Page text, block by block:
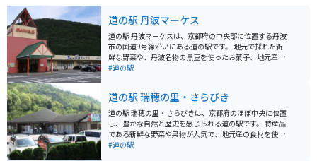
道の駅 丹波マーケス
道の駅 丹波マーケスは、京都府の中央部に位置する丹波
市の国道9号線沿いにある道の駅です。 地元で採れた新
鮮な野菜や、丹波名物の黒豆を使ったお菓子、地元産の
豚肉を使った加工品など、丹波の特産品が数多く販売さ
合、道の駅には広い駐車場が完備されているので安心で
す。 周辺には、山や川の自然豊かな景色が広がってお
り、ツーリングの休憩場所としても最適です。 道の駅 丹
波マーケスから少し足を延ばせば、丹波焼の里として知
られる立杭陶の郷や、紅葉の名所として知られる高源寺
#道の駅
道の駅 瑞穂の里・さらびき
道の駅 瑞穂の里・さらびきは、京都府のほぼ中央に位置
し、豊かな自然と歴史を感じられる道の駅です。 特産品
である新鮮な野菜や果物が人気で、地元産の食材を使っ
たレストランでは、美味しい料理を味わえます。 周辺に
#道の駅